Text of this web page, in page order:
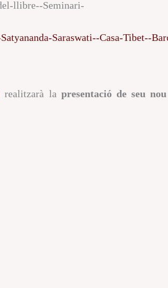
realitzarà la presentació de seu